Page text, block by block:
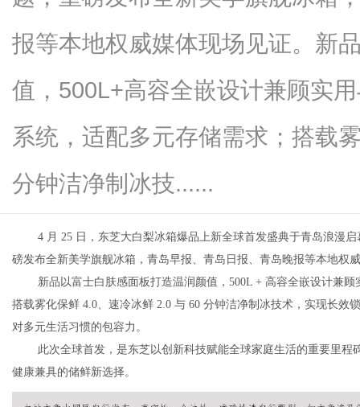
报等本地权威媒体现场见证。新
值，500L+高容全嵌设计兼顾实
系统，适配多元存储需求；搭载
分钟洁净制冰技......
4 月 25 日，东芝大白梨冰箱爆品上新全球首发盛典于青岛浪漫
磅发布全新美学旗舰冰箱，青岛早报、青岛日报、青岛晚报等本地权
新品以富士白肤感面板打造温润颜值，500L + 高容全嵌设计兼
搭载雾化保鲜 4.0、速冷冰鲜 2.0 与 60 分钟洁净制冰技术，实现长效
对多元生活习惯的包容力。
此次全球首发，是东芝以创新科技赋能全球家庭生活的重要里
健康兼具的储鲜新选择。